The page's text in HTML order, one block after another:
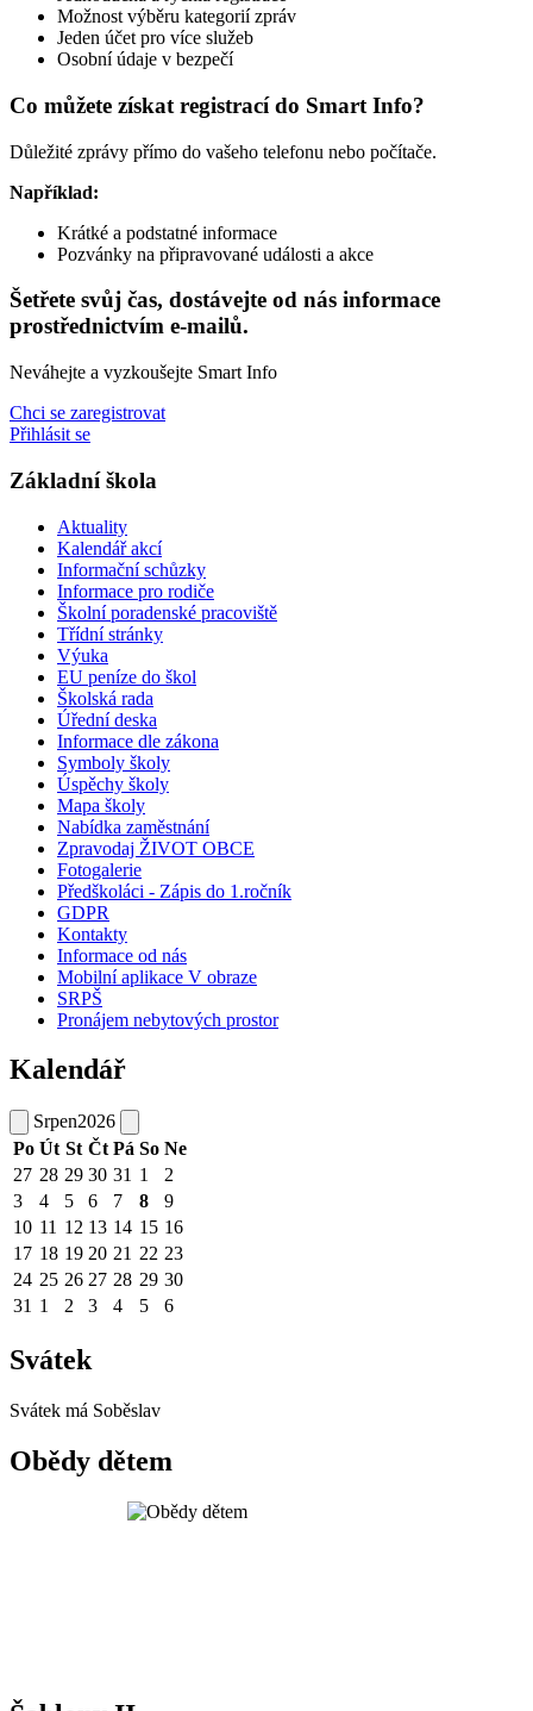
Možnost výběru kategorií zpráv
Jeden účet pro více služeb
Osobní údaje v bezpečí
Co můžete získat registrací do Smart Info?
Důležité zprávy přímo do vašeho telefonu nebo počítače.
Například:
Krátké a podstatné informace
Pozvánky na připravované události a akce
Šetřete svůj čas, dostávejte od nás informace
prostřednictvím e-mailů.
Neváhejte a vyzkoušejte Smart Info
Chci se zaregistrovat
Přihlásit se
Základní škola
Aktuality
Kalendář akcí
Informační schůzky
Informace pro rodiče
Školní poradenské pracoviště
Třídní stránky
Výuka
EU peníze do škol
Školská rada
Úřední deska
Informace dle zákona
Symboly školy
Úspěchy školy
Mapa školy
Nabídka zaměstnání
Zpravodaj ŽIVOT OBCE
Fotogalerie
Předškoláci - Zápis do 1.ročník
GDPR
Kontakty
Informace od nás
Mobilní aplikace V obraze
SRPŠ
Pronájem nebytových prostor
Kalendář
Srpen2026
Po Út St Čt Pá So Ne
27 28 29 30 31 1
2
3
4 5 6 7 8
9
10 11 12 13 14 15 16
17 18 19 20 21 22 23
24 25 26 27 28 29 30
31 1 2 3 4 5 6
Svátek
Svátek má Soběslav
Obědy dětem